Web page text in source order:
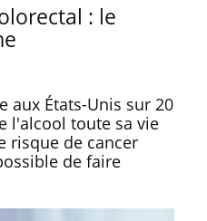
: le
aux États-Unis sur 20
l'alcool toute sa vie
risque de cancer
de faire